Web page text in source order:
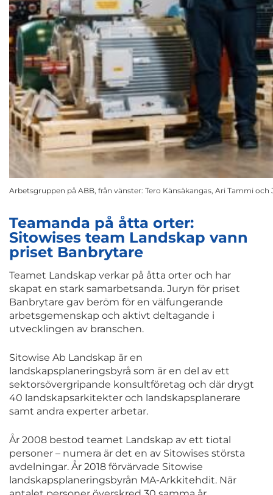
Arbetsgruppen på ABB, från vänster: Tero Känsäkangas, Ari Tammi
Teamanda på åtta orter:
Sitowises team Landskap vann
priset Banbrytare
Teamet Landskap verkar på åtta orter och har
skapat en stark samarbetsanda. Juryn för priset
Banbrytare gav beröm för en välfungerande
arbetsgemenskap och aktivt deltagande i
utvecklingen av branschen.
Sitowise Ab Landskap är en
landskapsplaneringsbyrå som är en del av ett
sektorsövergripande konsultföretag och där drygt
40 landskapsarkitekter och landskapsplanerare
samt andra experter arbetar.
År 2008 bestod teamet Landskap av ett tiotal
personer – numera är det en av Sitowises största
avdelningar. År 2018 förvärvade Sitowise
landskapsplaneringsbyrån MA-Arkkitehdit. När